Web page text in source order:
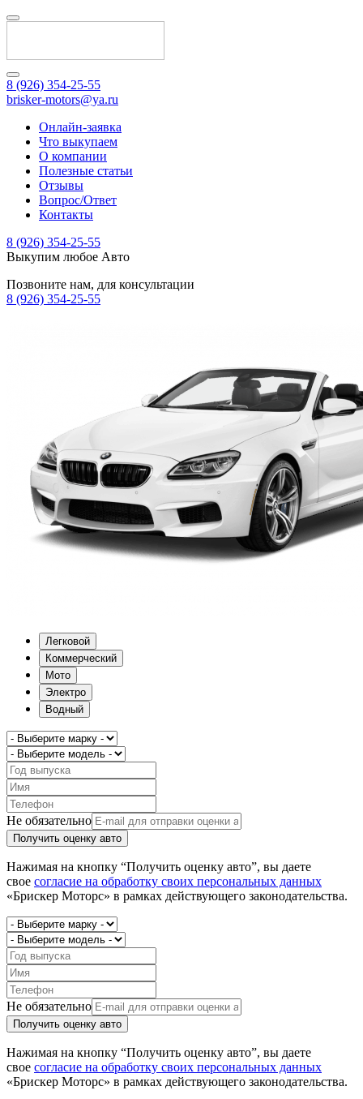
8 (926) 354-25-55
brisker-motors@ya.ru
Онлайн-заявка
Что выкупаем
О компании
Полезные статьи
Отзывы
Вопрос/Ответ
Контакты
8 (926) 354-25-55
Выкупим любое Авто
Позвоните нам, для консультации
8 (926) 354-25-55
Легковой
Коммерческий
Мото
Электро
Водный
Не обязательно
Получить оценку авто
Нажимая на кнопку “Получить оценку авто”, вы даете
свое согласие на обработку своих персональных данных
«Брискер Моторс» в рамках действующего законодательства.
Не обязательно
Получить оценку авто
Нажимая на кнопку “Получить оценку авто”, вы даете
свое согласие на обработку своих персональных данных
«Брискер Моторс» в рамках действующего законодательства.